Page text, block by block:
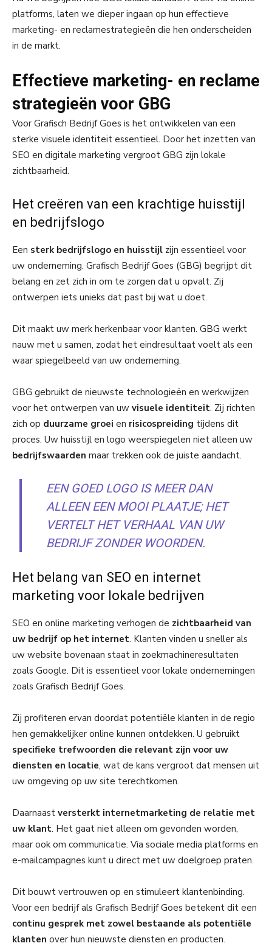
platforms, laten we dieper ingaan op hun effectieve
marketing- en reclamestrategieën die hen onderscheiden
in de markt.
Effectieve marketing- en reclame
strategieën voor GBG
Voor Grafisch Bedrijf Goes is het ontwikkelen van een
sterke visuele identiteit essentieel. Door het inzetten van
SEO en digitale marketing vergroot GBG zijn lokale
zichtbaarheid.
Het creëren van een krachtige huisstijl
en bedrijfslogo
Een sterk bedrijfslogo en huisstijl zijn essentieel voor
uw onderneming. Grafisch Bedrijf Goes (GBG) begrijpt dit
belang en zet zich in om te zorgen dat u opvalt. Zij
ontwerpen iets unieks dat past bij wat u doet.
Dit maakt uw merk herkenbaar voor klanten. GBG werkt
nauw met u samen, zodat het eindresultaat voelt als een
waar spiegelbeeld van uw onderneming.
GBG gebruikt de nieuwste technologieën en werkwijzen
voor het ontwerpen van uw visuele identiteit. Zij richten
zich op duurzame groei en risicospreiding tijdens dit
proces. Uw huisstijl en logo weerspiegelen niet alleen uw
bedrijfswaarden maar trekken ook de juiste aandacht.
EEN GOED LOGO IS MEER DAN
ALLEEN EEN MOOI PLAATJE; HET
VERTELT HET VERHAAL VAN UW
BEDRIJF ZONDER WOORDEN.
Het belang van SEO en internet
marketing voor lokale bedrijven
SEO en online marketing verhogen de zichtbaarheid van
uw bedrijf op het internet. Klanten vinden u sneller als
uw website bovenaan staat in zoekmachineresultaten
zoals Google. Dit is essentieel voor lokale ondernemingen
zoals Grafisch Bedrijf Goes.
Zij profiteren ervan doordat potentiële klanten in de regio
hen gemakkelijker online kunnen ontdekken. U gebruikt
specifieke trefwoorden die relevant zijn voor uw
diensten en locatie, wat de kans vergroot dat mensen uit
uw omgeving op uw site terechtkomen.
Daarnaast versterkt internetmarketing de relatie met
uw klant. Het gaat niet alleen om gevonden worden,
maar ook om communicatie. Via sociale media platforms en
e-mailcampagnes kunt u direct met uw doelgroep praten.
Dit bouwt vertrouwen op en stimuleert klantenbinding.
Voor een bedrijf als Grafisch Bedrijf Goes betekent dit een
continu gesprek met zowel bestaande als potentiële
klanten over hun nieuwste diensten en producten.